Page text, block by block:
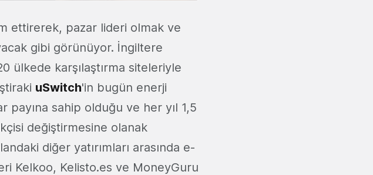
ettirerek, pazar lideri olmak ve
gibi görünüyor. İngiltere
ülkede karşılaştırma siteleriyle
uSwitch'in bugün enerji
payına sahip olduğu ve her yıl 1,5
değiştirmesine olanak
diğer yatırımları arasında e-
Kelkoo, Kelisto.es ve MoneyGuru